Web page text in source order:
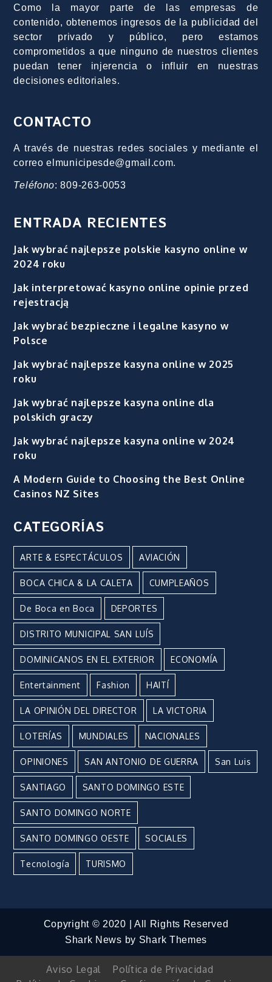
Como la mayor parte de las empresas de
contenido, obtenemos ingresos de la publicidad del
sector privado y público, pero estamos
comprometidos a que ninguno de nuestros clientes
puedan tener injerencia o influir en nuestras
decisiones editoriales.
CONTACTO
A través de nuestras redes sociales y mediante el
correo elmunicipesde@gmail.com.
Teléfono: 809-263-0053
ENTRADA RECIENTES
Jak wybrać najlepsze polskie kasyno online w
2024 roku
Jak interpretować kasyno online opinie przed
rejestracją
Jak wybrać bezpieczne i legalne kasyno w
Polsce
Jak wybrać najlepsze kasyna online w 2025
roku
Jak wybrać najlepsze kasyna online dla
polskich graczy
Jak wybrać najlepsze kasyna online w 2024
roku
A Modern Guide to Choosing the Best Online
Casinos NZ Sites
CATEGORÍAS
ARTE & ESPECTÁCULOS AVIACIÓN
BOCA CHICA & LA CALETA CUMPLEAÑOS
De Boca en Boca DEPORTES
DISTRITO MUNICIPAL SAN LUÍS
DOMINICANOS EN EL EXTERIOR ECONOMÍA
Entertainment Fashion HAITÍ
LA OPINIÓN DEL DIRECTOR LA VICTORIA
LOTERÍAS MUNDIALES NACIONALES
OPINIONES SAN ANTONIO DE GUERRA San Luis
SANTIAGO SANTO DOMINGO ESTE
SANTO DOMINGO NORTE
SANTO DOMINGO OESTE SOCIALES
Tecnología TURISMO
Copyright © 2020 | All Rights Reserved
Shark News by Shark Themes
Aviso Legal
Política de Privacidad